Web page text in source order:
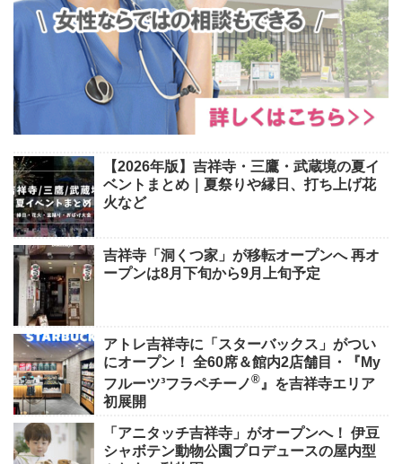
【2026年版】吉祥寺・三鷹・武蔵境の夏イ
ベントまとめ｜夏祭りや縁日、打ち上げ花
火など
吉祥寺「洞くつ家」が移転オープンへ 再オ
ープンは8月下旬から9月上旬予定
アトレ吉祥寺に「スターバックス」がつい
にオープン！ 全60席＆館内2店舗目・『My
フルーツ³フラペチーノ® 』を吉祥寺エリア
初展開
「アニタッチ吉祥寺」がオープンへ！ 伊豆
シャボテン動物公園プロデュースの屋内型